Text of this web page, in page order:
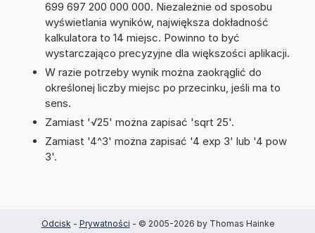
699 697 200 000 000. Niezależnie od sposobu
wyświetlania wyników, największa dokładność
kalkulatora to 14 miejsc. Powinno to być
wystarczająco precyzyjne dla większości aplikacji.
W razie potrzeby wynik można zaokrąglić do
określonej liczby miejsc po przecinku, jeśli ma to
sens.
Zamiast '√25' można zapisać 'sqrt 25'.
Zamiast '4^3' można zapisać '4 exp 3' lub '4 pow
3'.
Odcisk - Prywatności - © 2005-2026 by Thomas Hainke